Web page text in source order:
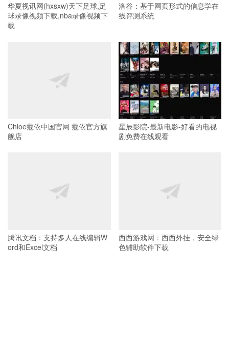
华夏视讯网(hxsxw)天下足球,足
球录像视频下载,nba录像视频下
载
洛谷：基于网页形式的信息学在
线评测系统
Chloe蔻依中国官网 蔻依官方旗
舰店
星辰影院-最新电影-好看的电视
剧免费在线观看
腾讯文档：支持多人在线编辑W
ord和Excel文档
西西游戏网：西西外挂，安全绿
色辅助软件下载